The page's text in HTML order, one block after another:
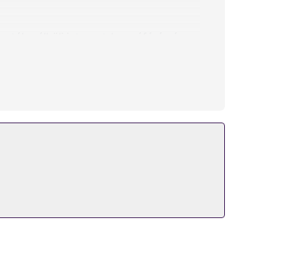
melyekben van zuhanyzó is)
között szerepelnek a
ennél? Erre is van megoldás:
reggeli naponta.